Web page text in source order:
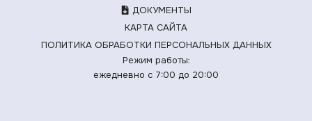
ДОКУМЕНТЫ
КАРТА САЙТА
ПОЛИТИКА ОБРАБОТКИ ПЕРСОНАЛЬНЫХ ДАННЫХ
Режим работы:
ежедневно с 7:00 до 20:00